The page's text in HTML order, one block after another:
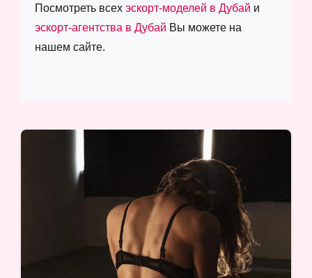
Посмотреть всех эскорт-моделей в Дубай и
эскорт-агентства в Дубай Вы можете на
нашем сайте.